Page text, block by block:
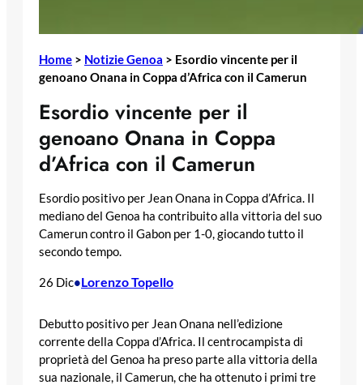
Home > Notizie Genoa > Esordio vincente per il
genoano Onana in Coppa d’Africa con il Camerun
Esordio vincente per il
genoano Onana in Coppa
d’Africa con il Camerun
Esordio positivo per Jean Onana in Coppa d’Africa. Il
mediano del Genoa ha contribuito alla vittoria del suo
Camerun contro il Gabon per 1-0, giocando tutto il
secondo tempo.
26 Dic•Lorenzo Topello
Debutto positivo per Jean Onana nell’edizione
corrente della Coppa d’Africa. Il centrocampista di
proprietà del Genoa ha preso parte alla vittoria della
sua nazionale, il Camerun, che ha ottenuto i primi tre